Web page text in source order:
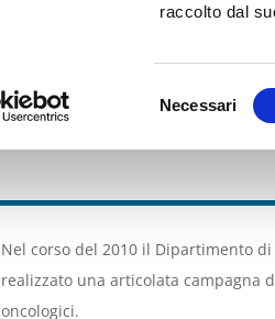
raccolto dal
Necessari
Nel corso del 2010 il Dipartimento
realizzato una articolata campagna
oncologici.